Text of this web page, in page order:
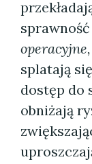
splatają
dostęp do
obniżają